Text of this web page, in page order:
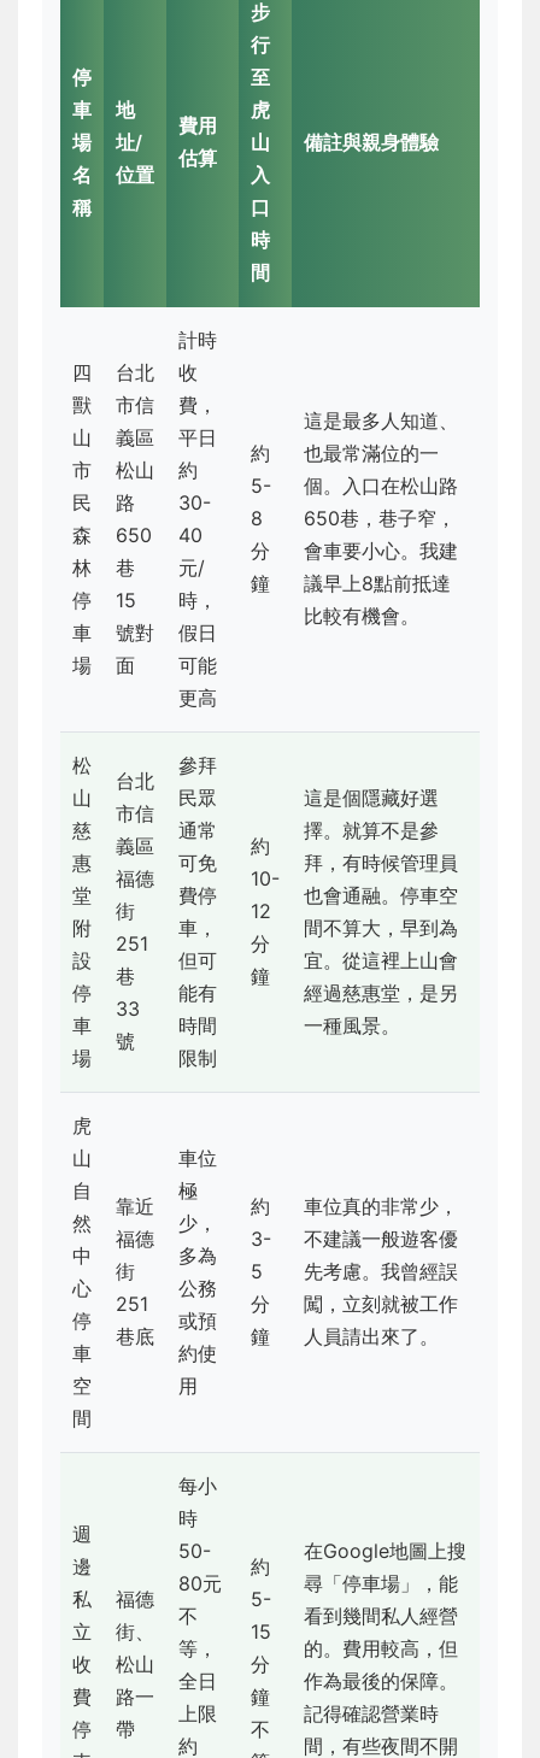
停
車
場
名
稱
地
址/
位置
費用
估算
步
行
至
虎
山
入
口
時
間
備註與親身體驗
四
獸
山
市
民
森
林
停
車
場
台北
市信
義區
松山
路
650
巷
15
號對
面
計時
收
費，
平日
約
30-
40
元/
時，
假日
可能
更高
約
5-
8
分
鐘
這是最多人知道、
也最常滿位的一
個。入口在松山路
650巷，巷子窄，
會車要小心。我建
議早上8點前抵達
比較有機會。
松
山
慈
惠
堂
附
設
停
車
場
台北
市信
義區
福德
街
251
巷
33
號
參拜
民眾
通常
可免
費停
車，
但可
能有
時間
限制
約
10-
12
分
鐘
這是個隱藏好選
擇。就算不是參
拜，有時候管理員
也會通融。停車空
間不算大，早到為
宜。從這裡上山會
經過慈惠堂，是另
一種風景。
虎
山
自
然
中
心
停
車
空
間
靠近
福德
街
251
巷底
車位
極
少，
多為
公務
或預
約使
用
約
3-
5
分
鐘
車位真的非常少，
不建議一般遊客優
先考慮。我曾經誤
闖，立刻就被工作
人員請出來了。
週
邊
私
立
收
費
停
福德
街、
松山
路一
帶
每小
時
50-
80元
不
等，
全日
上限
約
約
5-
15
分
鐘
不
在Google地圖上搜
尋「停車場」，能
看到幾間私人經營
的。費用較高，但
作為最後的保障。
記得確認營業時
間，有些夜間不開